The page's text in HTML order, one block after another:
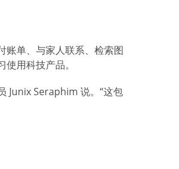
账单、与家人联系、检索图
用科技产品。
Junix Seraphim 说。“这包